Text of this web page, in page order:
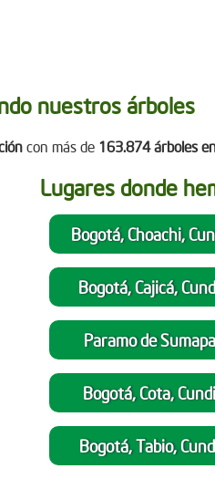
nuestros árboles
con más de 163.874 árboles
Lugares donde
Bogotá, Choachi,
Bogotá, Cajicá,
Paramo de
Bogotá, Cota,
Bogotá, Tabio,